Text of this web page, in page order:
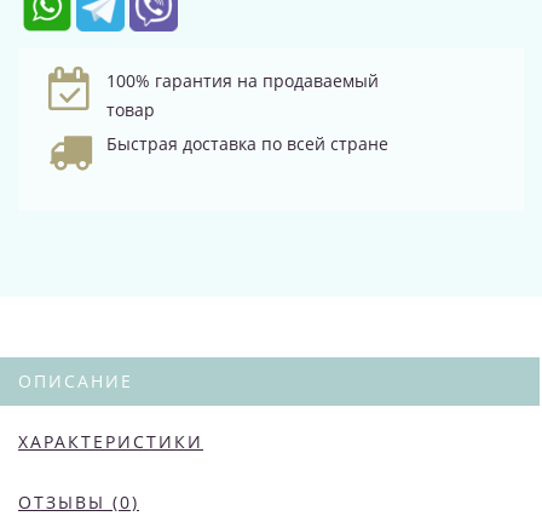
100% гарантия на продаваемый
товар
Быстрая доставка по всей стране
ОПИСАНИЕ
ХАРАКТЕРИСТИКИ
ОТЗЫВЫ (0)